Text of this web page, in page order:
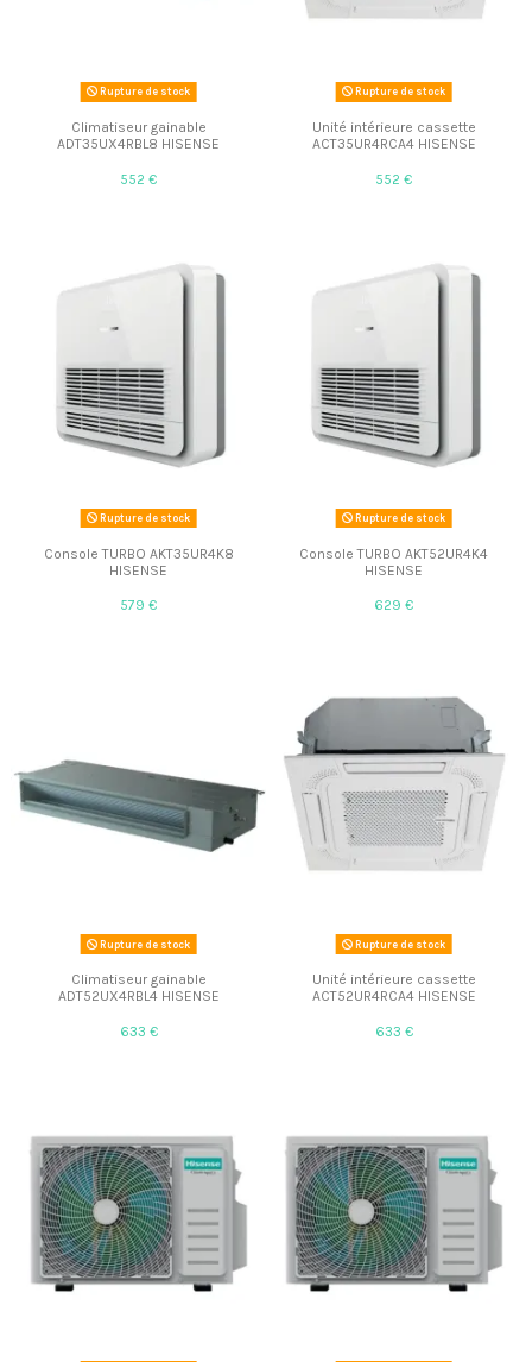
Rupture de stock
Climatiseur gainable
ADT35UX4RBL8 HISENSE
552 €
Rupture de stock
Unité intérieure cassette
ACT35UR4RCA4 HISENSE
552 €
Rupture de stock
Console TURBO AKT35UR4K8
HISENSE
579 €
Rupture de stock
Console TURBO AKT52UR4K4
HISENSE
629 €
Rupture de stock
Climatiseur gainable
ADT52UX4RBL4 HISENSE
633 €
Rupture de stock
Unité intérieure cassette
ACT52UR4RCA4 HISENSE
633 €